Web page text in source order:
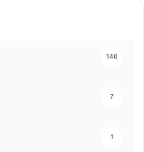
146
7
1